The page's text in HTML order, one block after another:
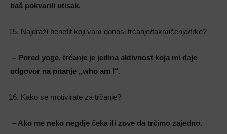
baš pokvarili utisak.
Najdraži benefit koji vam donosi trčanje/takmičenja/trke?
– Pored yoge, trčanje je jedina aktivnost koja mi daje
odgovor na pitanje „who am I“.
Kako se motivirate za trčanje?
– Ako me neko negdje čeka ili zove da trčimo zajedno.